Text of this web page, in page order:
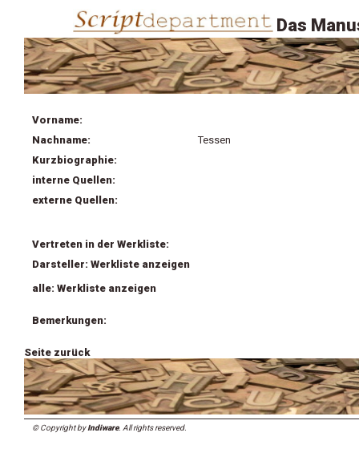
Das
Vorname:
Nachname:
Tessen
Kurzbiographie:
interne Quellen:
externe Quellen:
Vertreten in der Werkliste:
Darsteller: Werkliste anzeigen
alle: Werkliste anzeigen
Bemerkungen:
Seite zurück
© Copyright byIndiware. All rights reserved.